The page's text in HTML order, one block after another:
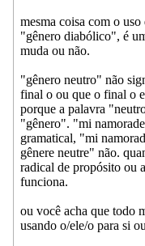
mesma coisa com o
"gênero diabólico", é
muda ou não.
"gênero neutro" não
final o ou que o final o
porque a palavra
"gênero". "mi
gramatical, "mi
gênere neutre" não.
radical de propósito ou
funciona.
ou você acha que todo
usando o/ele/o para si